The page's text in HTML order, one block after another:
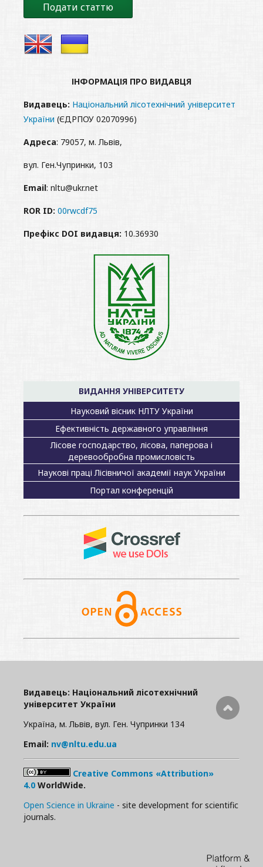
Подати статтю
ІНФОРМАЦІЯ ПРО ВИДАВЦЯ
Видавець: Національний лісотехнічний університет
України (ЄДРПОУ 02070996)
Адреса: 79057, м. Львів,
вул. Ген.Чупринки, 103
Email: nltu@ukr.net
ROR ID: 00rwcdf75
Префікс DOI видавця: 10.36930
ВИДАННЯ УНІВЕРСИТЕТУ
Науковий вісник НЛТУ України
Ефективність державного управління
Лісове господарство, лісова, паперова і
деревообробна промисловість
Наукові праці Лісівничої академії наук України
Портал конференцій
Видавець: Національний лісотехнічний
університет України
Україна, м. Львів, вул. Ген. Чупринки 134
Email: nv@nltu.edu.ua
Creative Commons «Attribution»
4.0 WorldWide.
Open Science in Ukraine - site development for scientific
journals.